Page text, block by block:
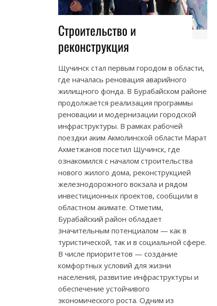
Строительство и
реконструкция
Щучинск стал первым городом в области,
где началась реновация аварийного
жилищного фонда. В Бурабайском районе
продолжается реализация программы
реновации и модернизации городской
инфраструктуры. В рамках рабочей
поездки аким Акмолинской области Марат
Ахметжанов посетил Щучинск, где
ознакомился с началом строительства
нового жилого дома, реконструкцией
железнодорожного вокзала и рядом
инвестиционных проектов, сообщили в
областном акимате. Отметим,
Бурабайский район обладает
значительным потенциалом — как в
туристической, так и в социальной сфере.
В числе приоритетов — создание
комфортных условий для жизни
населения, развитие инфраструктуры и
обеспечение устойчивого
экономического роста. Одним из